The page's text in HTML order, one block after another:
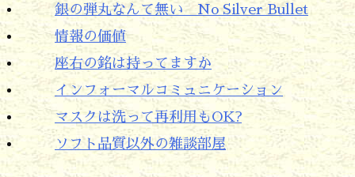
銀の弾丸なんて無い No Silver Bullet
情報の価値
座右の銘は持ってますか
インフォーマルコミュニケーション
マスクは洗って再利用もOK?
ソフト品質以外の雑談部屋